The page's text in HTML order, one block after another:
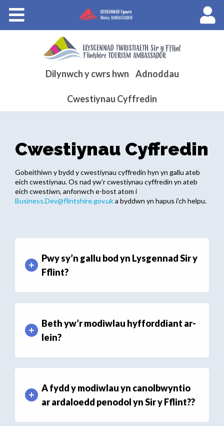
Llysgenhadon Cymru
English
Dilynwch y cwrs hwn Adnoddau
Cwestiynau Cyffredin
Cwestiynau Cyffredin
Gobeithiwn y bydd y cwestiynau cyffredin hyn yn gallu ateb
eich cwestiynau. Os nad yw’r cwestiynau cyffredin yn ateb
eich cwestiwn, anfonwch e-bost atom i
Business.Dev@flintshire.gov.uka byddwn yn hapus i’ch helpu.
Pwy sy’n gallu bod yn Lysgennad Sir y
Fflint?
Beth yw’r modiwlau hyfforddiant ar-
lein?
A fydd y modiwlau yn canolbwyntio
ar ardaloedd penodol yn Sir y Fflint??